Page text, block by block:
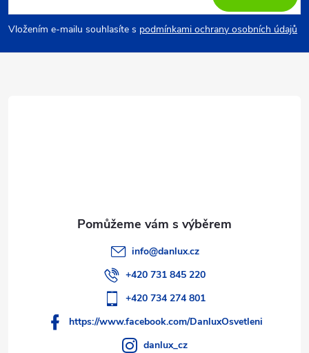
pVložením e-mailu souhlasíte s podmínkami ochrany osobních údajů
info@danlux.cz
+420 731 845 220
+420 734 274 801
https://www.facebook.com/DanluxOsvetleni
danlux_cz